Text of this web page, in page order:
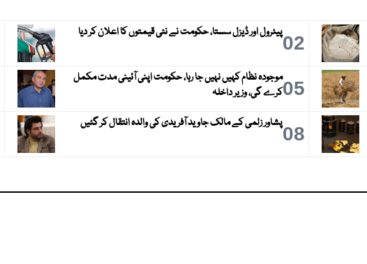
02پیٹرول اور ڈیزل سستا، حکومت نے نئی قیمتوں کا اعلان کر دیا
05موجودہ نظام کہیں نہیں جا رہا، حکومت اپنی آئینی مدت مکمل
کرے گی، وزیر داخلہ
08پشاور زلمی کے مالک جاوید آفریدی کی والدہ انتقال کر گئیں